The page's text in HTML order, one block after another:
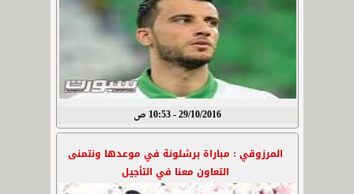
29/10/2016 - 10:53 ص
المرزوقي : مباراة برشلونة في موعدها ونتمنى
التعاون معنا في التأجيل